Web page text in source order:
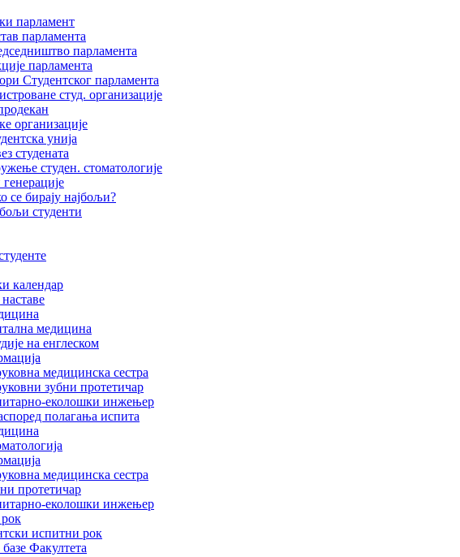
парламент
парламента
парламента
парламента
Студентског парламента
студ. организације
организације
унија
студената
студен. стоматологије
се бирају најбољи?
студенти
календар
медицина
на енглеском
медицинска сестра
зубни протетичар
еколошки инжењер
полагања испита
медицинска сестра
протетичар
еколошки инжењер
испитни рок
Факултета